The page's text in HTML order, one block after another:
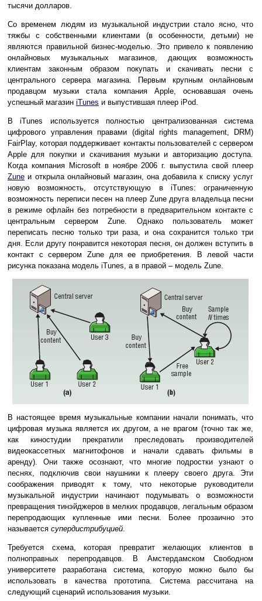
тысячи долларов.
Со временем людям из музыкальной индустрии стало ясно, что
тяжбы с собственными клиентами (в особенности, детьми) не
являются правильной бизнес-моделью. Это привело к появлению
онлайновых музыкальных магазинов, дающих возможность
клиентам законным образом покупать и скачивать песни с
центрального сервера магазина. Первым крупным онлайновым
продавцом музыки стала компания Apple, основавшая очень
успешный магазин iTunes и выпустившая плеер iPod.
В iTunes используется полностью централизованная система
цифрового управления правами (digital rights management, DRM)
FairPlay, которая поддерживает контакты пользователей с сервером
Apple для покупки и скачивания музыки и авторизацию доступа.
Когда компания Microsoft в ноябре 2006 г. выпустила свой плеер
Zune и открыла онлайновый магазин, она добавила к списку услуг
новую возможность, отсутствующую в iTunes: ограниченную
возможность переписи песен на плеер Zune друга владельца песни
в режиме офлайн без потребности в предварительном контакте с
центральным сервером Zune. Однако пользователь может
переписать песню только три раза, и она сохранится только три
дня. Если другу понравится некоторая песня, он должен вступить в
контакт с сервером Zune для ее приобретения. В левой части
рисунка показана модель iTunes, а в правой – модель Zune.
В настоящее время музыкальные компании начали понимать, что
цифровая музыка является их другом, а не врагом (точно так же,
как киностудии прекратили преследовать производителей
видеокассетных магнитофонов и начали сдавать фильмы в
аренду). Они также осознают, что многие подростки узнают о
песнях, подключив свои наушники к плееру своего друга. Эти
соображения приводят к тому, что некоторые руководители
музыкальной индустрии начинают подумывать о возможности
превращения тинэйджеров в мелких продавцов, легальным образом
перепродающих купленные ими песни. Более прозаично это
называется супердистрибуцией.
Требуется схема, которая превратит желающих клиентов в
полноправных перепродавцов. В Амстердамском Свободном
университете разработана система, которую можно было бы
использовать в качества прототипа. Система рассчитана на
следующий сценарий использования музыки.